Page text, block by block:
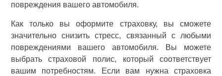
повреждения вашего автомобиля.
Как только вы оформите страховку, вы сможете
значительно снизить стресс, связанный с любыми
повреждениями вашего автомобиля. Вы можете
выбрать страховой полис, который соответствует
вашим потребностям. Если вам нужна страховка